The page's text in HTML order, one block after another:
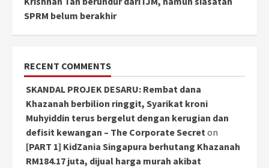
SPRM belum berakhir
RECENT COMMENTS
SKANDAL PROJEK DESARU: Rembat dana
Khazanah berbilion ringgit, Syarikat kroni
Muhyiddin terus bergelut dengan kerugian dan
defisit kewangan – The Corporate Secreton
[PART 1] KidZania Singapura berhutang Khazanah
RM184.17 juta, dijual harga murah akibat